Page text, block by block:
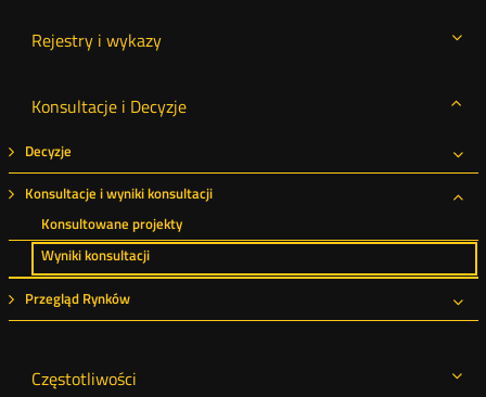
Rejestry i wykazy
Konsultacje i Decyzje
Decyzje
Konsultacje i wyniki konsultacji
Konsultowane projekty
Wyniki konsultacji
Przegląd Rynków
Częstotliwości